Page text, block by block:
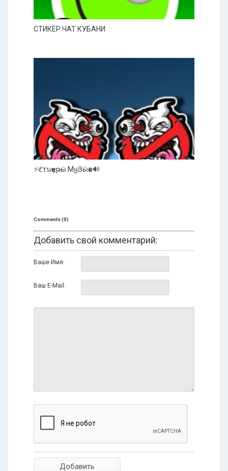
СТИКЕР ЧАТ КУБАНИ
⚡ℭτนҝҿթӹ.МყՅӹҝα🔊
Comments (0)
Добавить свой комментарий:
Ваше Имя:
Ваш E-Mail: